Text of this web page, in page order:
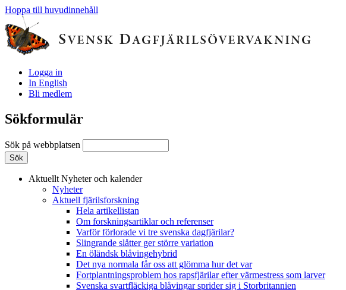
Hoppa till huvudinnehåll
Logga in
In English
Bli medlem
Sökformulär
Sök på webbplatsen
Aktuellt Nyheter och kalender
Nyheter
Aktuell fjärilsforskning
Hela artikellistan
Om forskningsartiklar och referenser
Varför förlorade vi tre svenska dagfjärilar?
Slingrande slåtter ger större variation
En öländsk blåvingehybrid
Det nya normala får oss att glömma hur det var
Fortplantningsproblem hos rapsfjärilar efter värmestress som larver
Svenska svartfläckiga blåvingar sprider sig i Storbritannien